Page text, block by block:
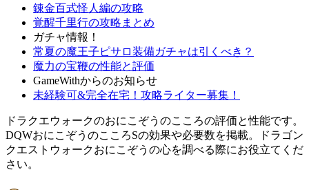
錬金百式怪人編の攻略
覚醒千里行の攻略まとめ
ガチャ情報！
常夏の魔王子ピサロ装備ガチャは引くべき？
魔力の宝鞭の性能と評価
GameWithからのお知らせ
未経験可&完全在宅！攻略ライター募集！
ドラクエウォークのおにこぞうのこころの評価と性能です。
DQWおにこぞうのこころSの効果や必要数を掲載。ドラゴン
クエストウォークおにこぞうの心を調べる際にお役立てくだ
さい。